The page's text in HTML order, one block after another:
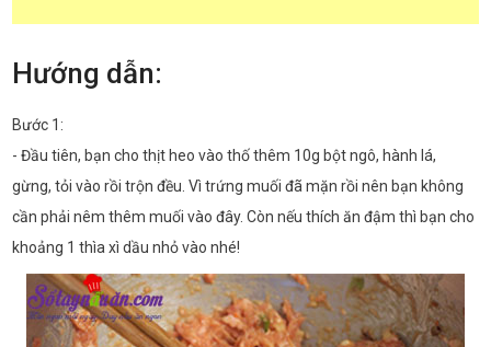
Hướng dẫn:
Bước 1:
- Đầu tiên, bạn cho thịt heo vào thố thêm 10g bột ngô, hành lá,
gừng, tỏi vào rồi trộn đều. Vì trứng muối đã mặn rồi nên bạn không
cần phải nêm thêm muối vào đây. Còn nếu thích ăn đậm thì bạn cho
khoảng 1 thìa xì dầu nhỏ vào nhé!